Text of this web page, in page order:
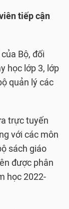
tiếp cận
Bộ, đối
học lớp 3, lớp
quản lý các
trực tuyến
với các môn
sách giáo
được phân
học 2022-